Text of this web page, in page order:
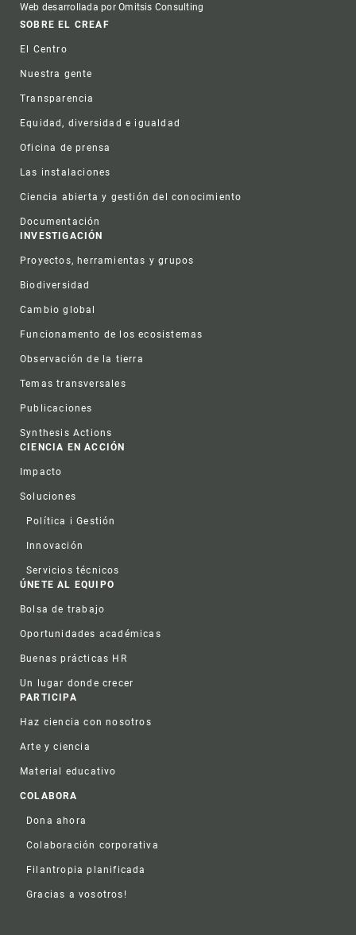
Web desarrollada por Omitsis Consulting
Footer
SOBRE EL CREAF
El Centro
Nuestra gente
Transparencia
Equidad, diversidad e igualdad
Oficina de prensa
Las instalaciones
Ciencia abierta y gestión del conocimiento
Documentación
INVESTIGACIÓN
Proyectos, herramientas y grupos
Biodiversidad
Cambio global
Funcionamento de los ecosistemas
Observación de la tierra
Temas transversales
Publicaciones
Synthesis Actions
CIENCIA EN ACCIÓN
Impacto
Soluciones
Política i Gestión
Innovación
Servicios técnicos
ÚNETE AL EQUIPO
Bolsa de trabajo
Oportunidades académicas
Buenas prácticas HR
Un lugar donde crecer
PARTICIPA
Haz ciencia con nosotros
Arte y ciencia
Material educativo
COLABORA
Dona ahora
Colaboración corporativa
Filantropia planificada
Gracias a vosotros!